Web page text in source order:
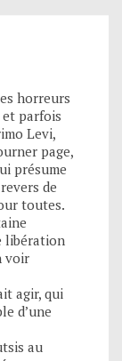
horreurs
et parfois
Levi,
page,
présume
de
toutes.
libération
voir
agir, qui
d’une
au